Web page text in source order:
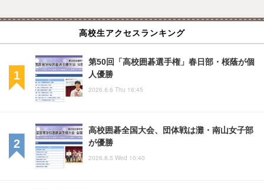
高校生アクセスランキング
第50回「高校囲碁選手権」春日部・桜蔭が個
人優勝
2026.8.6 Thu 16:45
高校囲碁全国大会、団体戦は灘・南山女子部
が優勝
2026.8.5 Wed 10:40